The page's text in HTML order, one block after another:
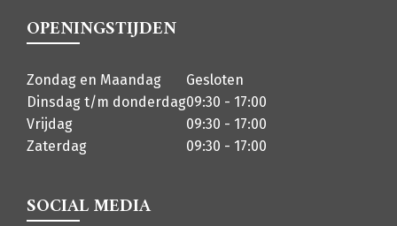
OPENINGSTIJDEN
Zondag en Maandag
Gesloten
Dinsdag t/m donderdag09:30 - 17:00
Vrijdag
09:30 - 17:00
Zaterdag
09:30 - 17:00
SOCIAL MEDIA